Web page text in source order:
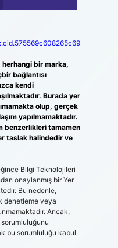
bir marka,
bağlantısı
kendi
Burada yer
olup, gerçek
yapılmamaktadır.
benzerlikleri tamamen
taslak halindedir ve
Bilgi Teknolojileri
onaylanmış bir Yer
Bu nedenle,
denetleme veya
Ancak,
bu sorumluluğu kabul